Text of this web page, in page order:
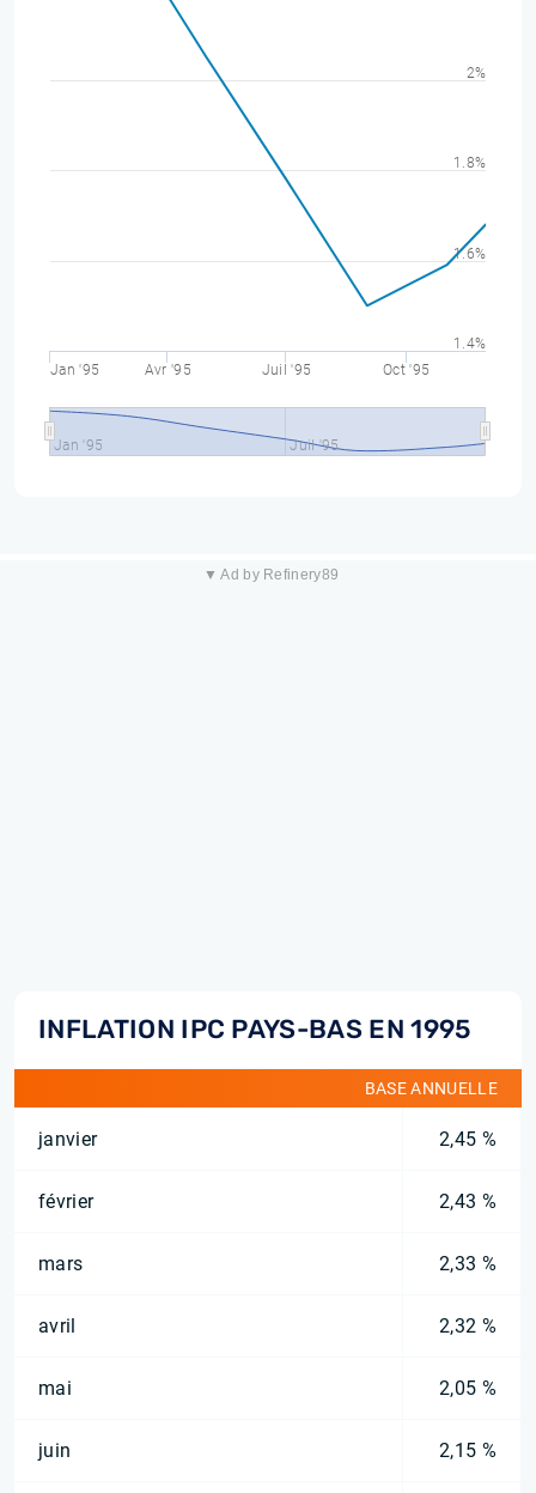
Jan '95 Avr '95 Juil '95 Oct '95
Jan '95 Juil '95
1.4%
1.6%
1.8%
2%
▼ Ad by Refinery89
INFLATION IPC PAYS-BAS EN 1995
BASE ANNUELLE
janvier 2,45 %
février 2,43 %
mars 2,33 %
avril 2,32 %
mai 2,05 %
juin 2,15 %